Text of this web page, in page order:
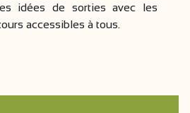
idées de sorties avec les
accessibles à tous.